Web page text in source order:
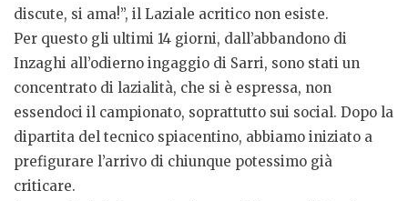
discute, si ama!”, il Laziale acritico non esiste.
Per questo gli ultimi 14 giorni, dall’abbandono di
Inzaghi all’odierno ingaggio di Sarri, sono stati un
concentrato di lazialità, che si è espressa, non
essendoci il campionato, soprattutto sui social. Dopo la
dipartita del tecnico spiacentino, abbiamo iniziato a
prefigurare l’arrivo di chiunque potessimo già
criticare.